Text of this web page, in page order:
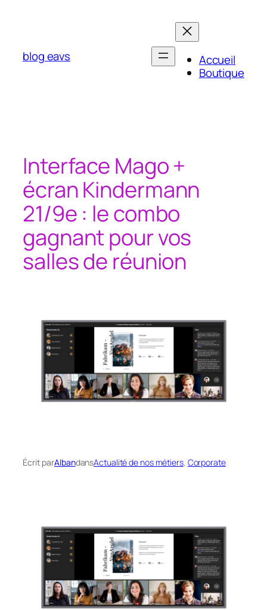
blog eavs
Accueil
Boutique
Interface Mago +
écran Kindermann
21/9e : le combo
gagnant pour vos
salles de réunion
Écrit parAlbandansActualité de nos métiers, Corporate